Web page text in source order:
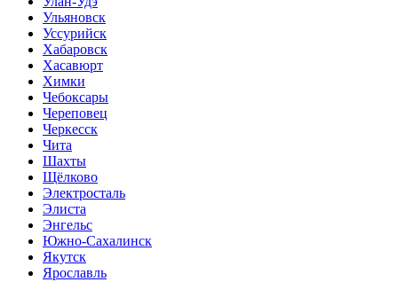
Ульяновск
Уссурийск
Хабаровск
Хасавюрт
Химки
Чебоксары
Череповец
Черкесск
Чита
Шахты
Щёлково
Электросталь
Элиста
Энгельс
Южно-Сахалинск
Якутск
Ярославль